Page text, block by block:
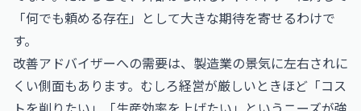
「何でも頼める存在」として大きな期待を寄せるわけで
す。
改善アドバイザーへの需要は、製造業の景気に左右されに
くい側面もあります。むしろ経営が厳しいときほど「コス